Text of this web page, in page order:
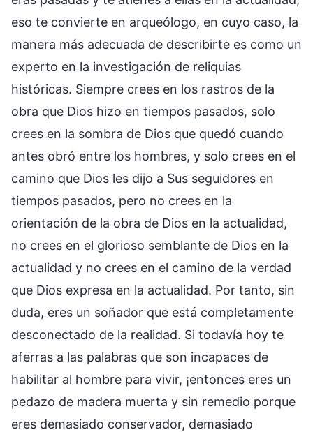
eso te convierte en arqueólogo, en cuyo caso, la
manera más adecuada de describirte es como un
experto en la investigación de reliquias
históricas. Siempre crees en los rastros de la
obra que Dios hizo en tiempos pasados, solo
crees en la sombra de Dios que quedó cuando
antes obró entre los hombres, y solo crees en el
camino que Dios les dijo a Sus seguidores en
tiempos pasados, pero no crees en la
orientación de la obra de Dios en la actualidad,
no crees en el glorioso semblante de Dios en la
actualidad y no crees en el camino de la verdad
que Dios expresa en la actualidad. Por tanto, sin
duda, eres un soñador que está completamente
desconectado de la realidad. Si todavía hoy te
aferras a las palabras que son incapaces de
habilitar al hombre para vivir, ¡entonces eres un
pedazo de madera muerta y sin remedio porque
eres demasiado conservador, demasiado